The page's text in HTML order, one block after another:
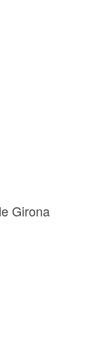
Girona